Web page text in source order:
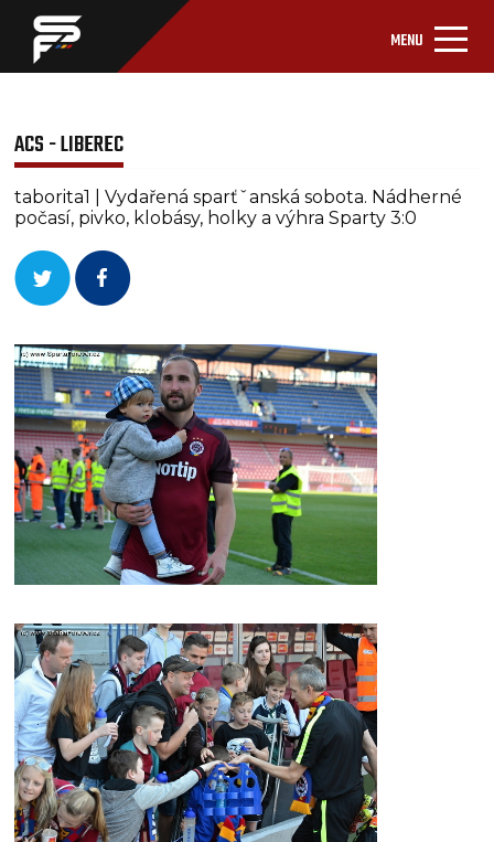
MENU
ACS - LIBEREC
taborita1 | Vydařená sparťˇanská sobota. Nádherné
počasí, pivko, klobásy, holky a výhra Sparty 3:0